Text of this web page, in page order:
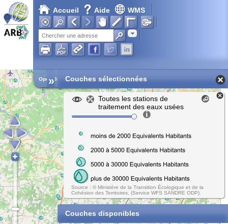
Accueil Aide WMS
Adresse
Open Street Map
» Couches sélectionnées
Toutes les stations de
traitement des eaux usées
Source : © Ministère de la Transition Écologique et de la
Cohésion des Territoires, (Service WFS SANDRE ODP).
Couches disponibles